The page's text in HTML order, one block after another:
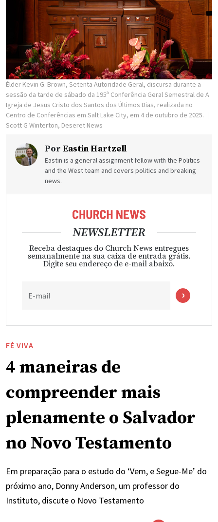
Élder Kevin G. Brown, Setenta Autoridade Geral, discursa durante a
sessão da tarde de sábado da 195ª Conferência Geral Semestral de A
Igreja de Jesus Cristo dos Santos dos Últimos Dias, realizada no
Centro de Conferências em Salt Lake City, em 4 de outubro de 2025.
Scott G Winterton, Deseret News
Por Eastin Hartzell
Eastin is a general assignment fellow with the Politics
and the West team and covers politics and breaking
news.
NEWSLETTER
Receba destaques do Church News entregues
semanalmente na sua caixa de entrada grátis.
Digite seu endereço de e-mail abaixo.
E-mail
FÉ VIVA
4 maneiras de
compreender mais
plenamente o Salvador
no Novo Testamento
Em preparação para o estudo do ‘Vem, e Segue-Me’ do
próximo ano, Donny Anderson, um professor do
Instituto, discute o Novo Testamento